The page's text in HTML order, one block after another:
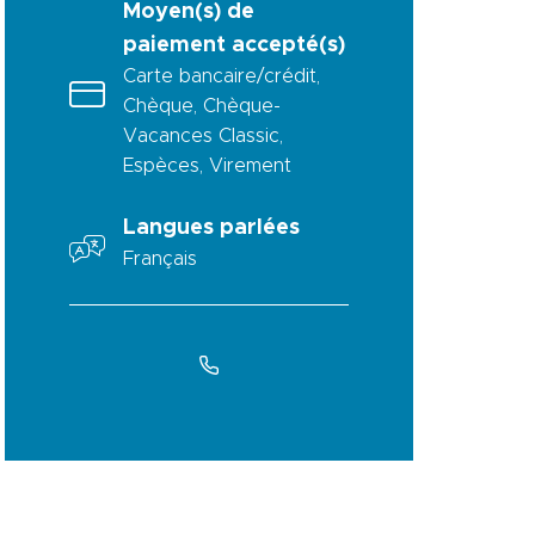
Moyen(s) de
paiement accepté(s)
Carte bancaire/crédit,
Chèque, Chèque-
Vacances Classic,
Espèces, Virement
Langues parlées
Français